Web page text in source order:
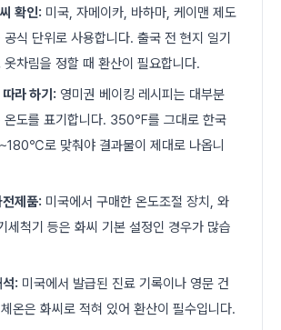
확인: 미국, 자메이카, 바하마, 케이맨 제도
식 단위로 사용합니다. 출국 전 현지 일기
옷차림을 정할 때 환산이 필요합니다.
라 하기: 영미권 베이킹 레시피는 대부분
온도를 표기합니다. 350℉를 그대로 한국
로 맞춰야 결과물이 제대로 나옵니
제품: 미국에서 구매한 온도조절 장치, 와
세척기 등은 화씨 기본 설정인 경우가 많습
: 미국에서 발급된 진료 기록이나 영문 건
온은 화씨로 적혀 있어 환산이 필수입니다.